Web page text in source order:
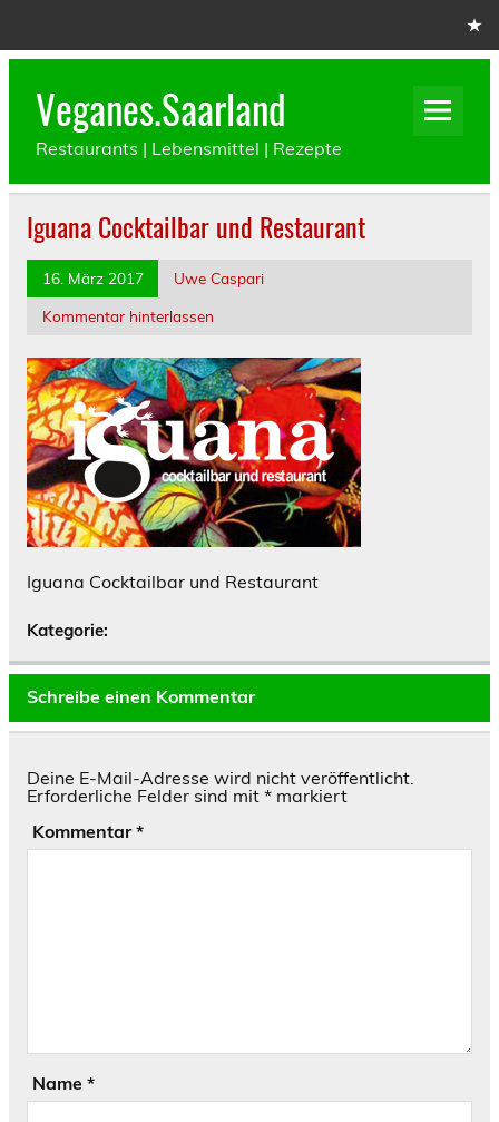
Veganes.Saarland
Restaurants | Lebensmittel | Rezepte
Iguana Cocktailbar und Restaurant
16. März 2017
Uwe Caspari
Kommentar hinterlassen
Iguana Cocktailbar und Restaurant
Kategorie:
Schreibe einen Kommentar
Deine E-Mail-Adresse wird nicht veröffentlicht.
Erforderliche Felder sind mit * markiert
Kommentar*
Name *